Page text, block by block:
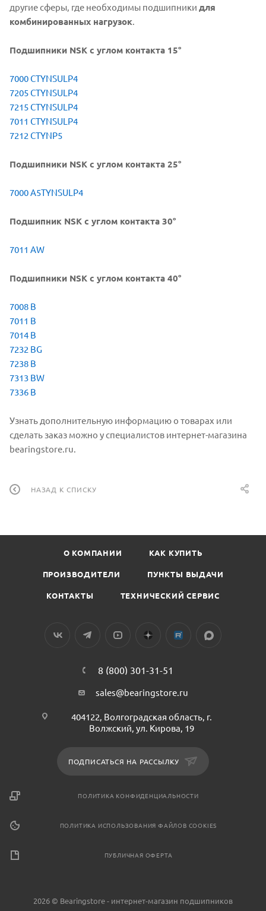
другие сферы, где необходимы подшипники для
комбинированных нагрузок
Подшипники NSK с углом контакта 15°
7000 CTYNSULP4
7205 CTYNSULP4
7215 CTYNSULP4
7011 CTYNSULP4
7212 CTYNP5
Подшипники NSK с углом контакта 25°
7000 A5TYNSULP4
Подшипник NSK с углом контакта 30°
7011 AW
Подшипники NSK с углом контакта 40°
7008 B
7011 B
7014 B
7232 BG
7238 B
7313 BW
7336 B
Узнать дополнительную информацию о товарах или
сделать заказ можно у специалистов интернет-магазина
bearingstore.ru.
НАЗАД К СПИСКУ
О КОМПАНИИ КАК КУПИТЬ
ПРОИЗВОДИТЕЛИ ПУНКТЫ ВЫДАЧИ
КОНТАКТЫ ТЕХНИЧЕСКИЙ СЕРВИС
8 (800) 301-31-51
sales@bearingstore.ru
404122, Волгоградская область, г.
Волжский, ул. Кирова, 19
ПОДПИСАТЬСЯ НА РАССЫЛКУ
ПОЛИТИКА КОНФИДЕНЦИАЛЬНОСТИ
ПОЛИТИКА ИСПОЛЬЗОВАНИЯ ФАЙЛОВ COOKIES
ПУБЛИЧНАЯ ОФЕРТА
2026 © Bearingstore - интернет-магазин подшипников